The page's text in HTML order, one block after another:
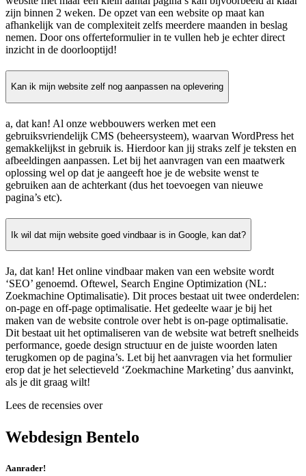
zijn binnen 2 weken. De opzet van een website op maat kan
afhankelijk van de complexiteit zelfs meerdere maanden in beslag
nemen. Door ons offerteformulier in te vullen heb je echter direct
inzicht in de doorlooptijd!
Kan ik mijn website zelf nog aanpassen na oplevering
a, dat kan! Al onze webbouwers werken met een
gebruiksvriendelijk CMS (beheersysteem), waarvan WordPress het
gemakkelijkst in gebruik is. Hierdoor kan jij straks zelf je teksten en
afbeeldingen aanpassen. Let bij het aanvragen van een maatwerk
oplossing wel op dat je aangeeft hoe je de website wenst te
gebruiken aan de achterkant (dus het toevoegen van nieuwe
pagina’s etc).
Ik wil dat mijn website goed vindbaar is in Google, kan dat?
Ja, dat kan! Het online vindbaar maken van een website wordt
‘SEO’ genoemd. Oftewel, Search Engine Optimization (NL:
Zoekmachine Optimalisatie). Dit proces bestaat uit twee onderdelen:
on-page en off-page optimalisatie. Het gedeelte waar je bij het
maken van de website controle over hebt is on-page optimalisatie.
Dit bestaat uit het optimaliseren van de website wat betreft snelheids
performance, goede design structuur en de juiste woorden laten
terugkomen op de pagina’s. Let bij het aanvragen via het formulier
erop dat je het selectieveld ‘Zoekmachine Marketing’ dus aanvinkt,
als je dit graag wilt!
Lees de recensies over
Webdesign Bentelo
Aanrader!